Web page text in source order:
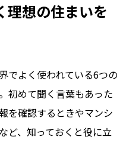
理想の住まいを
でよく使われている6つの
初めて聞く言葉もあった
を確認するときやマンシ
ど、知っておくと役に立